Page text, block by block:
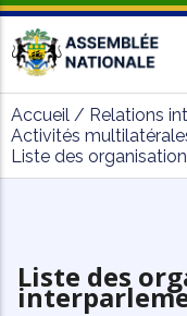
Missions
Organes
Vos
Travaux
Evènements
Phototèque
Accueil / Relations
Activités
Liste des
Liste des